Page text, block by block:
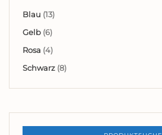
Blau (13)
Gelb (6)
Rosa (4)
Schwarz (8)